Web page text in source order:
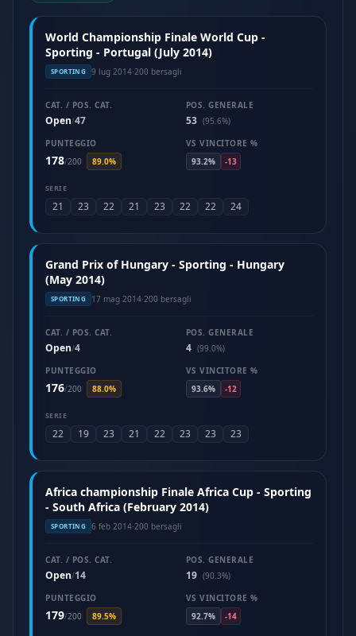
World Championship Finale World Cup -
Sporting - Portugal (July 2014)
SPORTING 9 lug 2014·200 bersagli
CAT. / POS. CAT.
Open/47
POS. GENERALE
53 (95.6%)
PUNTEGGIO
178/200 89.0%
VS VINCITORE %
93.2%
-13
SERIE
21 23 22 21 23 22 22 24
Grand Prix of Hungary - Sporting - Hungary
(May 2014)
SPORTING 17 mag 2014·200 bersagli
CAT. / POS. CAT.
Open/4
POS. GENERALE
4 (99.0%)
PUNTEGGIO
176/200 88.0%
VS VINCITORE %
93.6%
-12
SERIE
22 19 23 21 22 23 23 23
Africa championship Finale Africa Cup - Sporting
- South Africa (February 2014)
SPORTING 6 feb 2014·200 bersagli
CAT. / POS. CAT.
Open/14
POS. GENERALE
19 (90.3%)
PUNTEGGIO
179/200 89.5%
VS VINCITORE %
92.7%
-14